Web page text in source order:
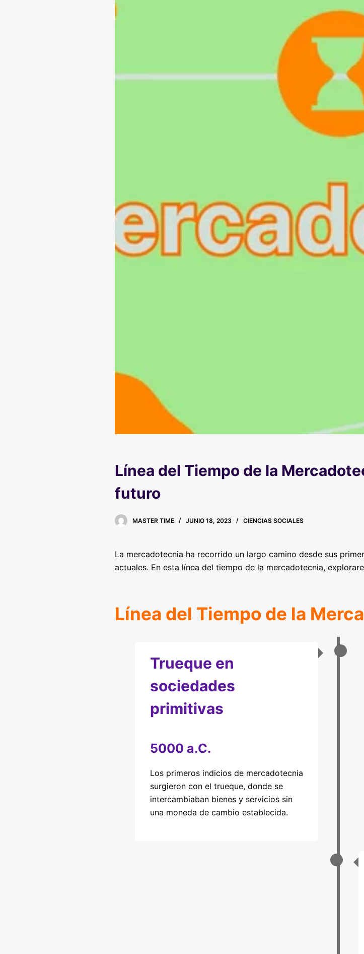
Línea del Tiempo de la
futuro
MASTER TIME JUNIO 18, 2023 CIENCIAS SOCIALES
La mercadotecnia ha recorrido un largo camino desde sus
actuales. En esta línea del tiempo de la mercadotecnia,
Línea del Tiempo de la
Trueque en
sociedades
primitivas
5000 a.C.
Los primeros indicios de mercadotecnia
surgieron con el trueque, donde se
intercambiaban bienes y servicios sin
una moneda de cambio establecida.